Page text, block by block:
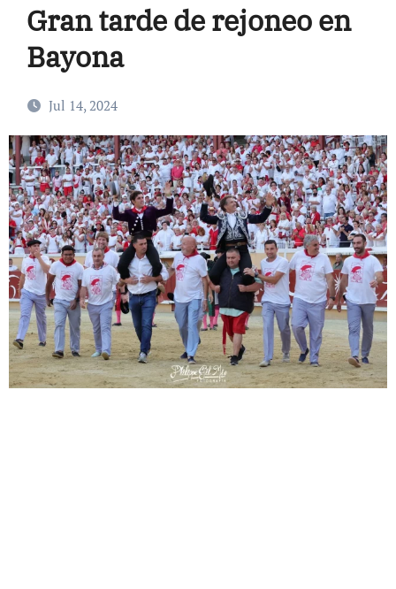
Gran tarde de rejoneo en
Bayona
Jul 14, 2024